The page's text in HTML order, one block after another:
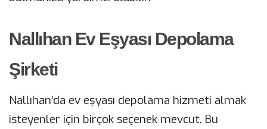
Nallıhan Ev Eşyası Depolama
Şirketi
Nallıhan’da ev eşyası depolama hizmeti almak
isteyenler için birçok seçenek mevcut. Bu